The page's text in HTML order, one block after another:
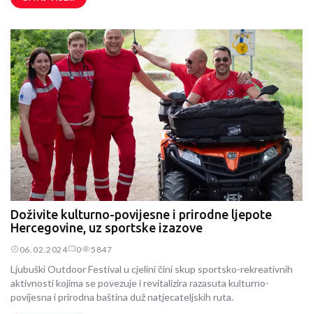
Doživite kulturno-povijesne i prirodne ljepote
Hercegovine, uz sportske izazove
06.02.2024 0 5847
Ljubuški Outdoor Festival u cjelini čini skup sportsko-rekreativnih
aktivnosti kojima se povezuje i revitalizira razasuta kulturno-
povijesna i prirodna baština duž natjecateljskih ruta.